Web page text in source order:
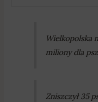
Wielkopolska
miliony dla
Zniszczył 35